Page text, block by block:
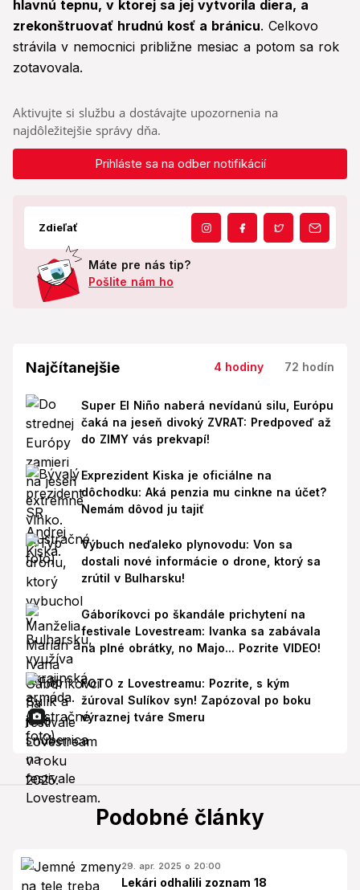
hlavnú tepnu, v ktorej sa jej vytvorila diera, a
zrekonštruovať hrudnú kosť a bránicu. Celkovo
strávila v nemocnici približne mesiac a potom sa rok
zotavovala.
Aktivujte si službu a dostávajte upozornenia na
najdôležitejšie správy dňa.
Prihláste sa na odber notifikácií
Zdieľať
Máte pre nás tip?
Pošlite nám ho
Najčítanejšie 4 hodiny 72 hodín
Super El Niño naberá nevídanú silu, Európu
čaká na jeseň divoký ZVRAT: Predpoveď až
do ZIMY vás prekvapí!
Exprezident Kiska je oficiálne na
dôchodku: Aká penzia mu cinkne na účet?
Nemám dôvod ju tajiť
Výbuch neďaleko plynovodu: Von sa
dostali nové informácie o drone, ktorý sa
zrútil v Bulharsku!
Gáboríkovci po škandále prichytení na
festivale Lovestream: Ivanka sa zabávala
na plné obrátky, no Majo... Pozrite VIDEO!
FOTO z Lovestreamu: Pozrite, s kým
žúroval Sulíkov syn! Zapózoval po boku
výraznej tváre Smeru
Podobné články
29. apr. 2025 o 20:00
Lekári odhalili zoznam 18